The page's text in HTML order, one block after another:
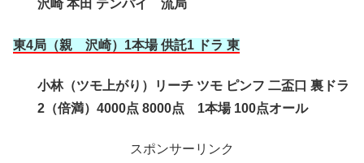
沢崎 本田 テンパイ 流局
東4局（親 沢崎）1本場 供託1 ドラ 東
小林（ツモ上がり）リーチ ツモ ピンフ 二盃口 裏ドラ
2（倍満）4000点 8000点 1本場 100点オール
スポンサーリンク